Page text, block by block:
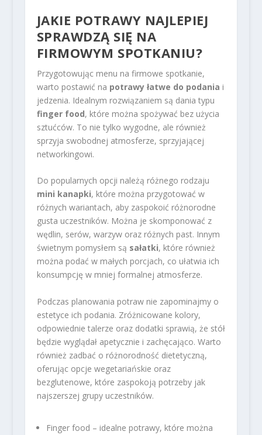
JAKIE POTRAWY NAJLEPIEJ
SPRAWDZĄ SIĘ NA
FIRMOWYM SPOTKANIU?
Przygotowując menu na firmowe spotkanie,
warto postawić na potrawy łatwe do podania i
jedzenia. Idealnym rozwiązaniem są dania typu
finger food, które można spożywać bez użycia
sztućców. To nie tylko wygodne, ale również
sprzyja swobodnej atmosferze, sprzyjającej
networkingowi.
Do popularnych opcji należą różnego rodzaju
mini kanapki, które można przygotować w
różnych wariantach, aby zaspokoić różnorodne
gusta uczestników. Można je skomponować z
wędlin, serów, warzyw oraz różnych past. Innym
świetnym pomysłem są sałatki, które również
można podać w małych porcjach, co ułatwia ich
konsumpcję w mniej formalnej atmosferze.
Podczas planowania potraw nie zapominajmy o
estetyce ich podania. Zróżnicowane kolory,
odpowiednie talerze oraz dodatki sprawią, że stół
będzie wyglądał apetycznie i zachęcająco. Warto
również zadbać o różnorodność dietetyczną,
oferując opcje wegetariańskie oraz
bezglutenowe, które zaspokoją potrzeby jak
najszerszej grupy uczestników.
Finger food – idealne potrawy, które można